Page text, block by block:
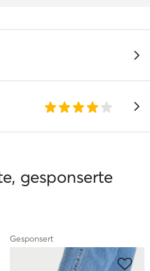
gesponserte
Gesponsert